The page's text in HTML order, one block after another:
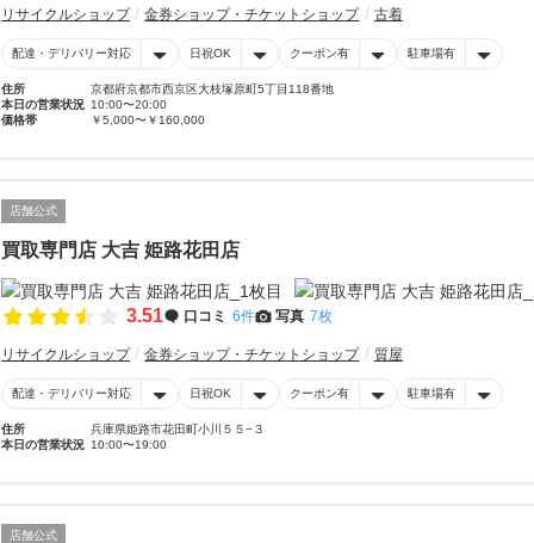
リサイクルショップ 金券ショップ・チケットショップ 古着
配達・デリバリー対応 日祝OK クーポン有 駐車場有
住所
京都府京都市西京区大枝塚原町5丁目118番地
本日の営業状況 10:00〜20:00
価格帯
￥5,000〜￥160,000
店舗公式
買取専門店 大吉 姫路花田店
3.51 口コミ 6件 写真 7枚
リサイクルショップ 金券ショップ・チケットショップ 質屋
配達・デリバリー対応 日祝OK クーポン有 駐車場有
住所
兵庫県姫路市花田町小川５５−３
本日の営業状況 10:00〜19:00
店舗公式